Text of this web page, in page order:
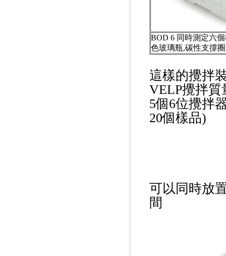
BOD 6 同時測定六
色玻璃瓶,碳性支撐
這樣的攪拌
VELP攪拌質
5個6位攪拌
20個樣品)
可以同時放
間